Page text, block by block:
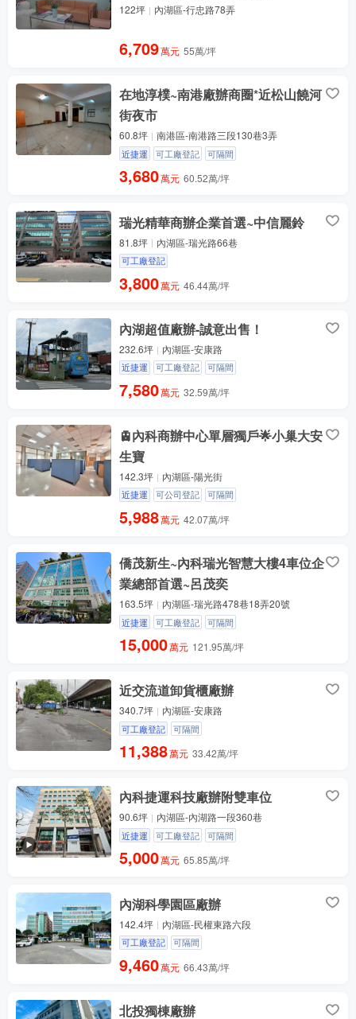
122坪 內湖區-行忠路78弄
6,709萬元 55萬/坪
在地淳樸~南港廠辦商圈*近松山饒河
街夜市
60.8坪 南港區-南港路三段130巷3弄
近捷運 可工廠登記 可隔間
3,680萬元 60.52萬/坪
瑞光精華商辦企業首選~中信麗鈴
81.8坪 內湖區-瑞光路66巷
可工廠登記
3,800萬元 46.44萬/坪
內湖超值廠辦-誠意出售！
232.6坪 內湖區-安康路
近捷運 可工廠登記 可隔間
7,580萬元 32.59萬/坪
🚊內科商辦中心單層獨戶🌟小巢大安
生寶
142.3坪 內湖區-陽光街
近捷運 可公司登記 可隔間
5,988萬元 42.07萬/坪
僑茂新生~內科瑞光智慧大樓4車位企
業總部首選~呂茂奕
163.5坪 內湖區-瑞光路478巷18弄20號
近捷運 可工廠登記 可隔間
15,000萬元 121.95萬/坪
近交流道卸貨櫃廠辦
340.7坪 內湖區-安康路
可工廠登記 可隔間
11,388萬元 33.42萬/坪
內科捷運科技廠辦附雙車位
90.6坪 內湖區-內湖路一段360巷
近捷運 可工廠登記 可隔間
5,000萬元 65.85萬/坪
內湖科學園區廠辦
142.4坪 內湖區-民權東路六段
可工廠登記 可隔間
9,460萬元 66.43萬/坪
北投獨棟廠辦